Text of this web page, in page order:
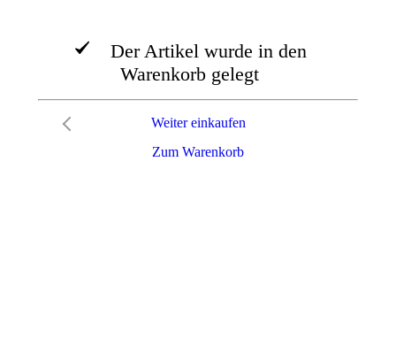
Der Artikel wurde in den
Warenkorb gelegt
Zum Warenkorb
Weiter einkaufen